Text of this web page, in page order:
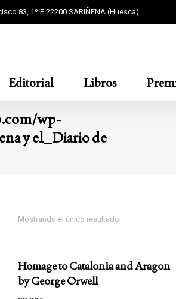
83, 1º F 22200 SARIÑENA (Huesca)
Editorial Libros
wp-
y el_Diario de
Mostrando el único resultado
Homage to Catalonia and Aragon
by George Orwell